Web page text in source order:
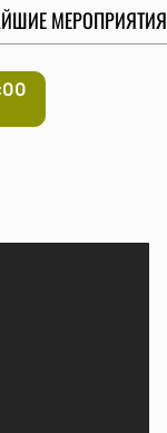
МЕРОПРИЯТИЯ